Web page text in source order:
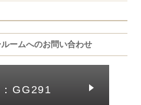
ームへのお問い合わせ
GG291